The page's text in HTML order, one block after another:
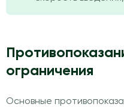
ограничения
Основные